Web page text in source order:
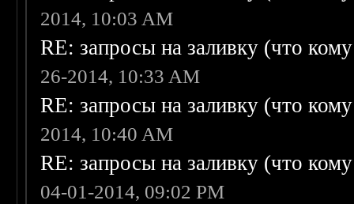
2014, 10:03 AM
RE: запросы на заливку (что
26-2014, 10:33 AM
RE: запросы на заливку (что
2014, 10:40 AM
RE: запросы на заливку (что
04-01-2014, 09:02 PM